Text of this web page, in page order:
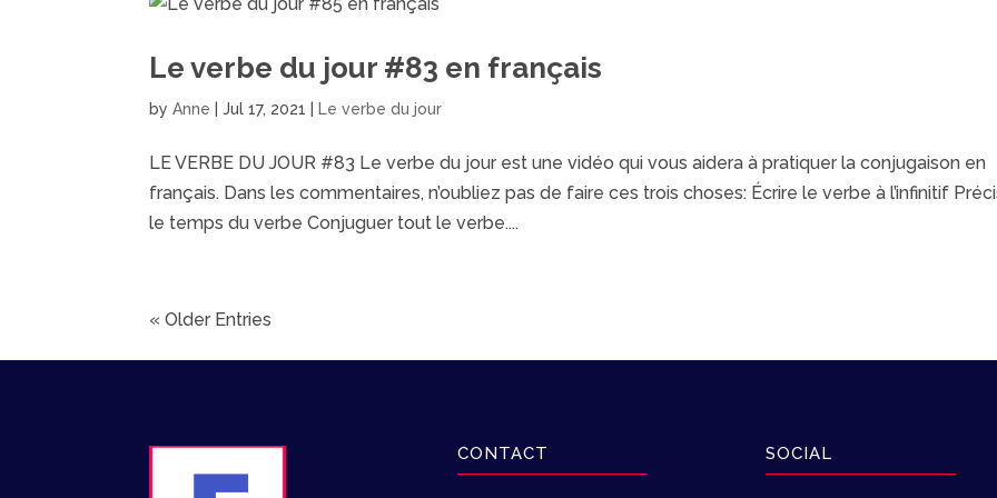
Le verbe du jour #83 en français
byAnne |Jul 17, 2021 Le verbe du jour
LE VERBE DU JOUR #83 Le verbe du jour est une vidéo qui vous aidera à pratiquer la conjugaison en
français. Dans les commentaires, n’oubliez pas de faire ces trois choses: Écrire le verbe à l’infinitif
le temps du verbe Conjuguer tout le verbe....
« Older Entries
CONTACT SOCIAL